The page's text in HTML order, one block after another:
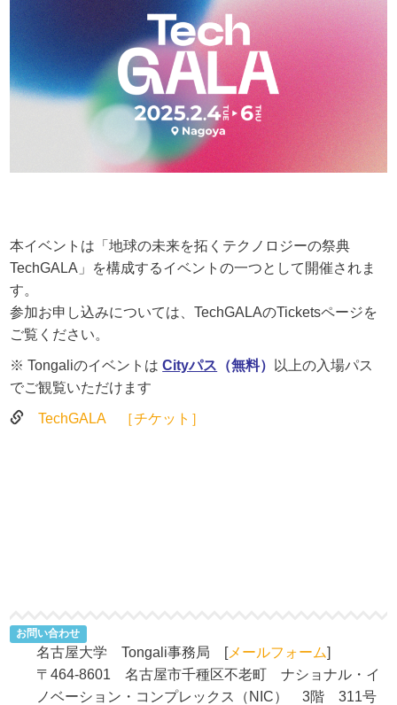
本イベントは「地球の未来を拓くテクノロジーの祭典
TechGALA」を構成するイベントの一つとして開催されま
す。
参加お申し込みについては、TechGALAのTicketsページを
ご覧ください。
※ Tongaliのイベントは Cityパス （無料）
以上の入場パス
でご観覧いただけます
TechGALA ［チケット］
お問い合わせ
名古屋大学 Tongali事務局 [メールフォーム]
〒464-8601 名古屋市千種区不老町 ナショナル・イ
ノベーション・コンプレックス（NIC） 3階 311号